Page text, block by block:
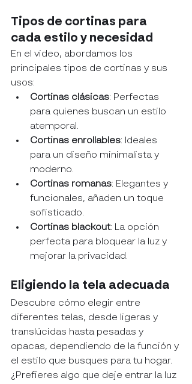
Tipos de cortinas para
cada estilo y necesidad
En el video, abordamos los
principales tipos de cortinas y sus
usos:
Cortinas clásicas: Perfectas
para quienes buscan un estilo
atemporal.
Cortinas enrollables: Ideales
para un diseño minimalista y
moderno.
Cortinas romanas: Elegantes y
funcionales, añaden un toque
sofisticado.
Cortinas blackout: La opción
perfecta para bloquear la luz y
mejorar la privacidad.
Eligiendo la tela adecuada
Descubre cómo elegir entre
diferentes telas, desde ligeras y
translúcidas hasta pesadas y
opacas, dependiendo de la función y
el estilo que busques para tu hogar.
¿Prefieres algo que deje entrar la luz